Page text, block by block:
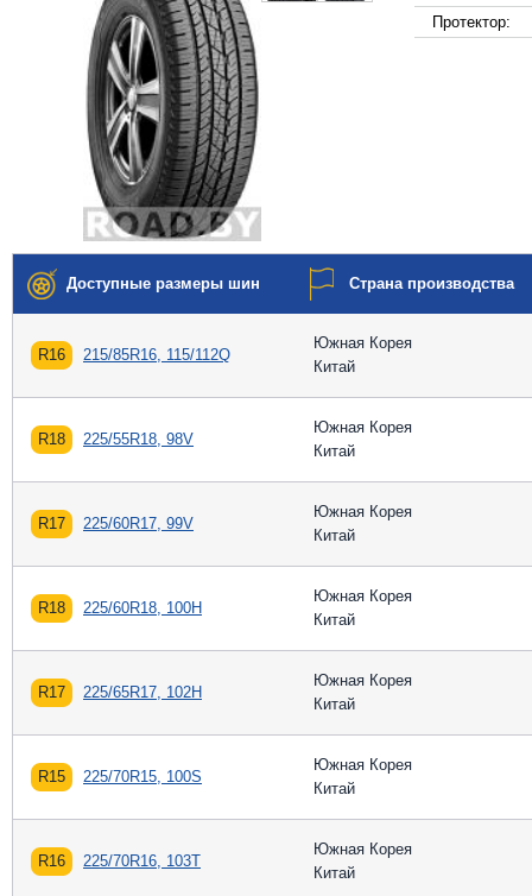
Протектор:
Доступные размеры шин Страна производства
R16 215/85R16, 115/112Q
Южная Корея
Китай
R18 225/55R18, 98V
Южная Корея
Китай
R17 225/60R17, 99V
Южная Корея
Китай
R18 225/60R18, 100H
Южная Корея
Китай
R17 225/65R17, 102H
Южная Корея
Китай
R15 225/70R15, 100S
Южная Корея
Китай
R16 225/70R16, 103T
Южная Корея
Китай